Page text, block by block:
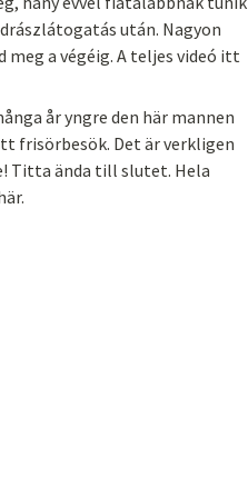
után. Nagyon
meg a végéig. A teljes videó itt
år yngre den här mannen
frisörbesök. Det är verkligen
Titta ända till slutet. Hela